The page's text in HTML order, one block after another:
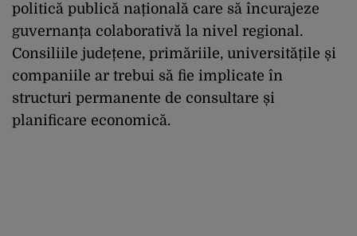
politică publică națională care să încurajeze
guvernanța colaborativă la nivel regional.
Consiliile județene, primăriile, universitățile și
companiile ar trebui să fie implicate în
structuri permanente de consultare și
planificare economică.